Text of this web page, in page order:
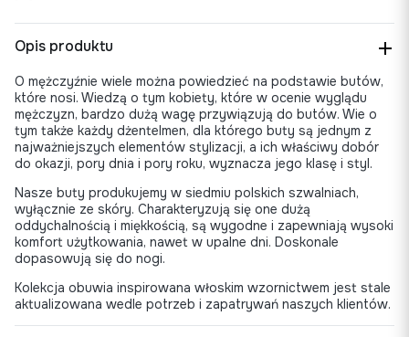
Opis produktu
O mężczyźnie wiele można powiedzieć na podstawie butów,
które nosi. Wiedzą o tym kobiety, które w ocenie wyglądu
mężczyzn, bardzo dużą wagę przywiązują do butów. Wie o
tym także każdy dżentelmen, dla którego buty są jednym z
najważniejszych elementów stylizacji, a ich właściwy dobór
do okazji, pory dnia i pory roku, wyznacza jego klasę i styl.
Nasze buty produkujemy w siedmiu polskich szwalniach,
wyłącznie ze skóry. Charakteryzują się one dużą
oddychalnością i miękkością, są wygodne i zapewniają wysoki
komfort użytkowania, nawet w upalne dni. Doskonale
dopasowują się do nogi.
Kolekcja obuwia inspirowana włoskim wzornictwem jest stale
aktualizowana wedle potrzeb i zapatrywań naszych klientów.